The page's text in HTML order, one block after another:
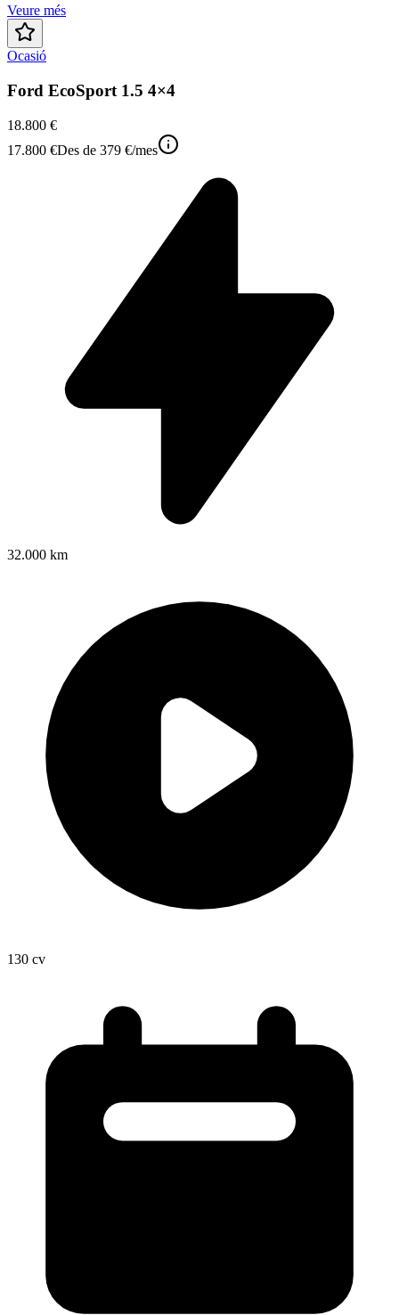
Veure més
Ocasió
Ford EcoSport 1.5 4×4
18.800 €
17.800 €Des de 379 €/mes
32.000 km
130 cv